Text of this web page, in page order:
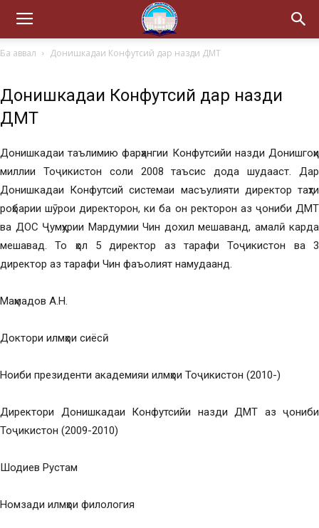
Ба аввал Донишкадаи Конфутсий дар назди ДМТ
Донишкадаи Конфутсий дар назди
ДМТ
Донишкадаи таълимию фарҳангии Конфутсийи назди Донишгоҳи
миллии Тоҷикистон соли 2008 таъсис дода шудааст. Дар
Донишкадаи Конфутсий системаи масъулияти директор таҳти
роҳбарии шӯрои директорон, ки ба он ректорон аз ҷониби ДМТ
ва ДОС Ҷумҳурии Мардумии Чин дохил мешаванд, амалӣ карда
мешавад. То ҳол 5 директор аз тарафи Тоҷикистон ва 3
директор аз тарафи Чин фаъолият намудаанд.
Маҳмадов А.Н.
Доктори илмҳои сиёсӣ
Ноиби президенти академияи илмҳои Тоҷикистон (2010-)
Директори Донишкадаи Конфутсийи назди ДМТ аз ҷониби
Тоҷикистон (2009-2010)
Шодиев Рустам
Номзади илмҳои филология